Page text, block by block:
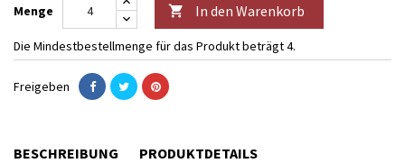
Menge  In den Warenkorb
Die Mindestbestellmenge für das Produkt beträgt 4.
Freigeben
BESCHREIBUNG PRODUKTDETAILS